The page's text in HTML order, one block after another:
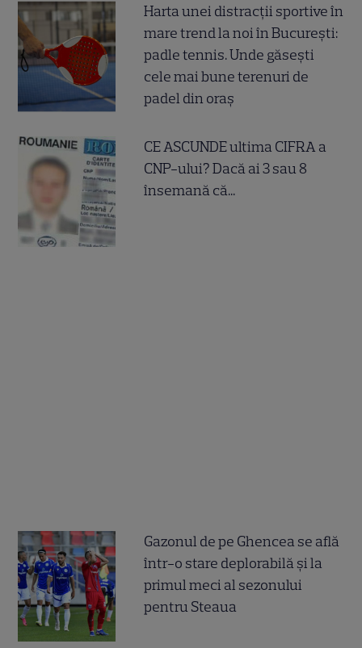
Harta unei distracții sportive în
mare trend la noi în București:
padle tennis. Unde găsești
cele mai bune terenuri de
padel din oraș
CE ASCUNDE ultima CIFRA a
CNP-ului? Dacă ai 3 sau 8
însemană că...
Gazonul de pe Ghencea se află
într-o stare deplorabilă și la
primul meci al sezonului
pentru Steaua